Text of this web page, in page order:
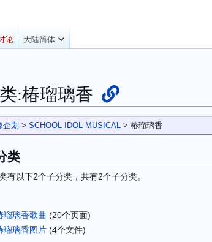
:椿瑠璃香
企划 > SCHOOL IDOL MUSICAL > 椿瑠璃香
类
有以下2个子分类，共有2个子分类。
瑠璃香歌曲 (20个页面)
瑠璃香图片 (4个文件)
论 大陆简体